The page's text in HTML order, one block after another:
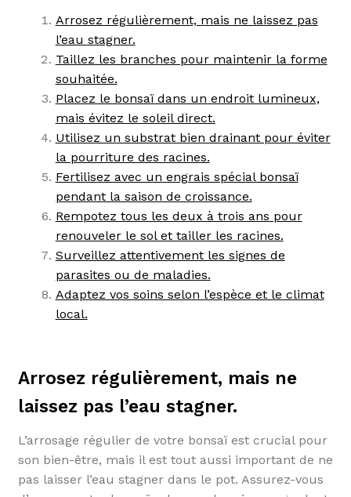
Arrosez régulièrement, mais ne laissez pas
l’eau stagner.
Taillez les branches pour maintenir la forme
souhaitée.
Placez le bonsaï dans un endroit lumineux,
mais évitez le soleil direct.
Utilisez un substrat bien drainant pour éviter
la pourriture des racines.
Fertilisez avec un engrais spécial bonsaï
pendant la saison de croissance.
Rempotez tous les deux à trois ans pour
renouveler le sol et tailler les racines.
Surveillez attentivement les signes de
parasites ou de maladies.
Adaptez vos soins selon l’espèce et le climat
local.
Arrosez régulièrement, mais ne
laissez pas l’eau stagner.
L’arrosage régulier de votre bonsaï est crucial pour
son bien-être, mais il est tout aussi important de ne
pas laisser l’eau stagner dans le pot. Assurez-vous